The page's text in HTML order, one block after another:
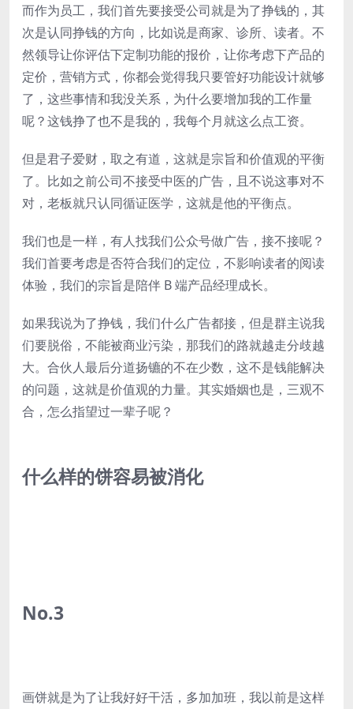
而作为员工，我们首先要接受公司就是为了挣钱的，其
次是认同挣钱的方向，比如说是商家、诊所、读者。不
然领导让你评估下定制功能的报价，让你考虑下产品的
定价，营销方式，你都会觉得我只要管好功能设计就够
了，这些事情和我没关系，为什么要增加我的工作量
呢？这钱挣了也不是我的，我每个月就这么点工资。
但是君子爱财，取之有道，这就是宗旨和价值观的平衡
了。比如之前公司不接受中医的广告，且不说这事对不
对，老板就只认同循证医学，这就是他的平衡点。
我们也是一样，有人找我们公众号做广告，接不接呢？
我们首要考虑是否符合我们的定位，不影响读者的阅读
体验，我们的宗旨是陪伴 B 端产品经理成长。
如果我说为了挣钱，我们什么广告都接，但是群主说我
们要脱俗，不能被商业污染，那我们的路就越走分歧越
大。合伙人最后分道扬镳的不在少数，这不是钱能解决
的问题，这就是价值观的力量。其实婚姻也是，三观不
合，怎么指望过一辈子呢？
什么样的饼容易被消化
No.3
画饼就是为了让我好好干活，多加加班，我以前是这样